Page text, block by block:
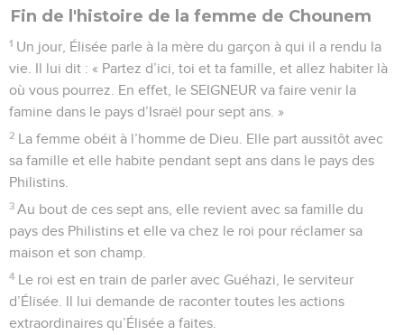
Fin de l'histoire de la femme de Chounem
1 Un jour, Élisée parle à la mère du garçon à qui il a rendu la
vie. Il lui dit : « Partez d’ici, toi et ta famille, et allez habiter là
où vous pourrez. En effet, le SEIGNEUR va faire venir la
famine dans le pays d’Israël pour sept ans. »
2 La femme obéit à l’homme de Dieu. Elle part aussitôt avec
sa famille et elle habite pendant sept ans dans le pays des
Philistins.
3 Au bout de ces sept ans, elle revient avec sa famille du
pays des Philistins et elle va chez le roi pour réclamer sa
maison et son champ.
4 Le roi est en train de parler avec Guéhazi, le serviteur
d’Élisée. Il lui demande de raconter toutes les actions
extraordinaires qu’Élisée a faites.